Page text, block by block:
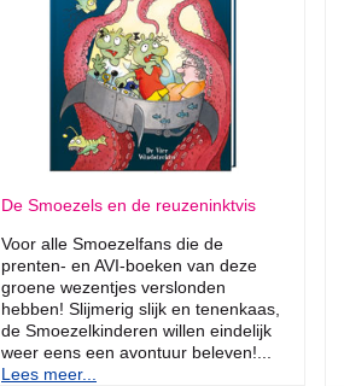
De Smoezels en de reuzeninktvis
Voor alle Smoezelfans die de
prenten- en AVI-boeken van deze
groene wezentjes verslonden
hebben! Slijmerig slijk en tenenkaas,
de Smoezelkinderen willen eindelijk
weer eens een avontuur beleven!...
Lees meer...